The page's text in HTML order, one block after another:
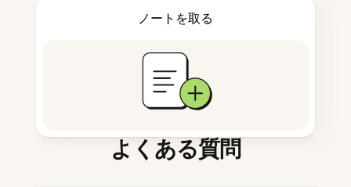
ノートを取る
よくある質問